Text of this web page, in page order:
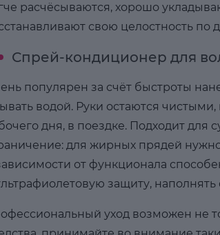
расчёсываются, хорошо
свою целостность
Спрей-кондиционер для
популярен за счёт быстроты
водой. Руки остаются
дня, в поездке. Подходит
для жирных прядей
от функционала
защиту,
уход возможен не